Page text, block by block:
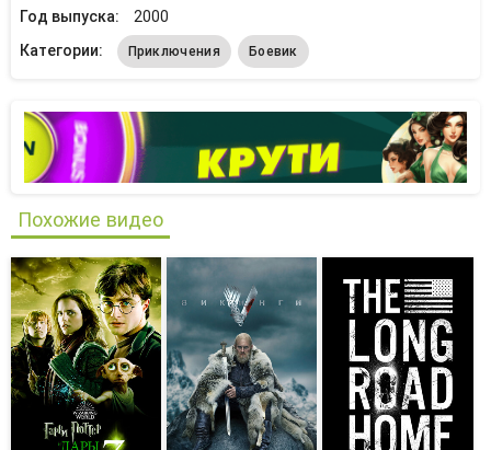
Год выпуска:
2000
Категории:
Приключения Боевик
Похожие видео